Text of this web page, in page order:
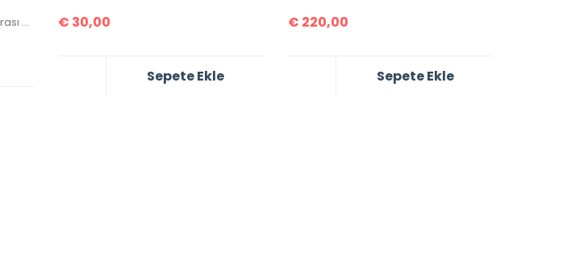
Bir bozuk para cebi ve seri numarası mevcuttur.
€ 30,00
Sepete Ekle
€ 220,00
Sepete Ekle